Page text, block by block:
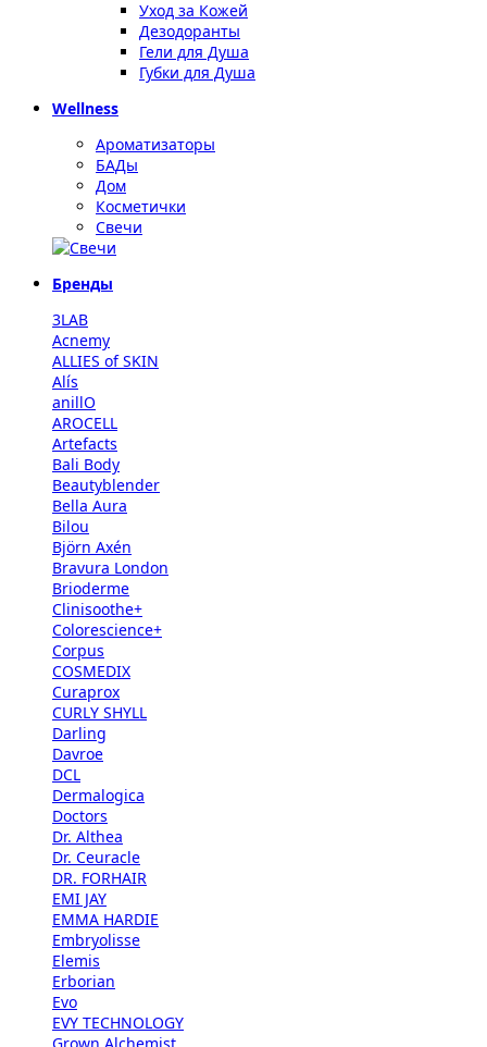
Уход за Кожей
Дезодоранты
Гели для Душа
Губки для Душа
Wellness
Ароматизаторы
БАДы
Дом
Косметички
Свечи
Бренды
3LAB
Acnemy
ALLIES of SKIN
Alís
anillO
AROCELL
Artefacts
Bali Body
Beautyblender
Bella Aura
Bilou
Björn Axén
Bravura London
Brioderme
Clinisoothe+
Colorescience+
Corpus
COSMEDIX
Curaprox
CURLY SHYLL
Darling
Davroe
DCL
Dermalogica
Doctors
Dr. Althea
Dr. Ceuracle
DR. FORHAIR
EMI JAY
EMMA HARDIE
Embryolisse
Elemis
Erborian
Evo
EVY TECHNOLOGY